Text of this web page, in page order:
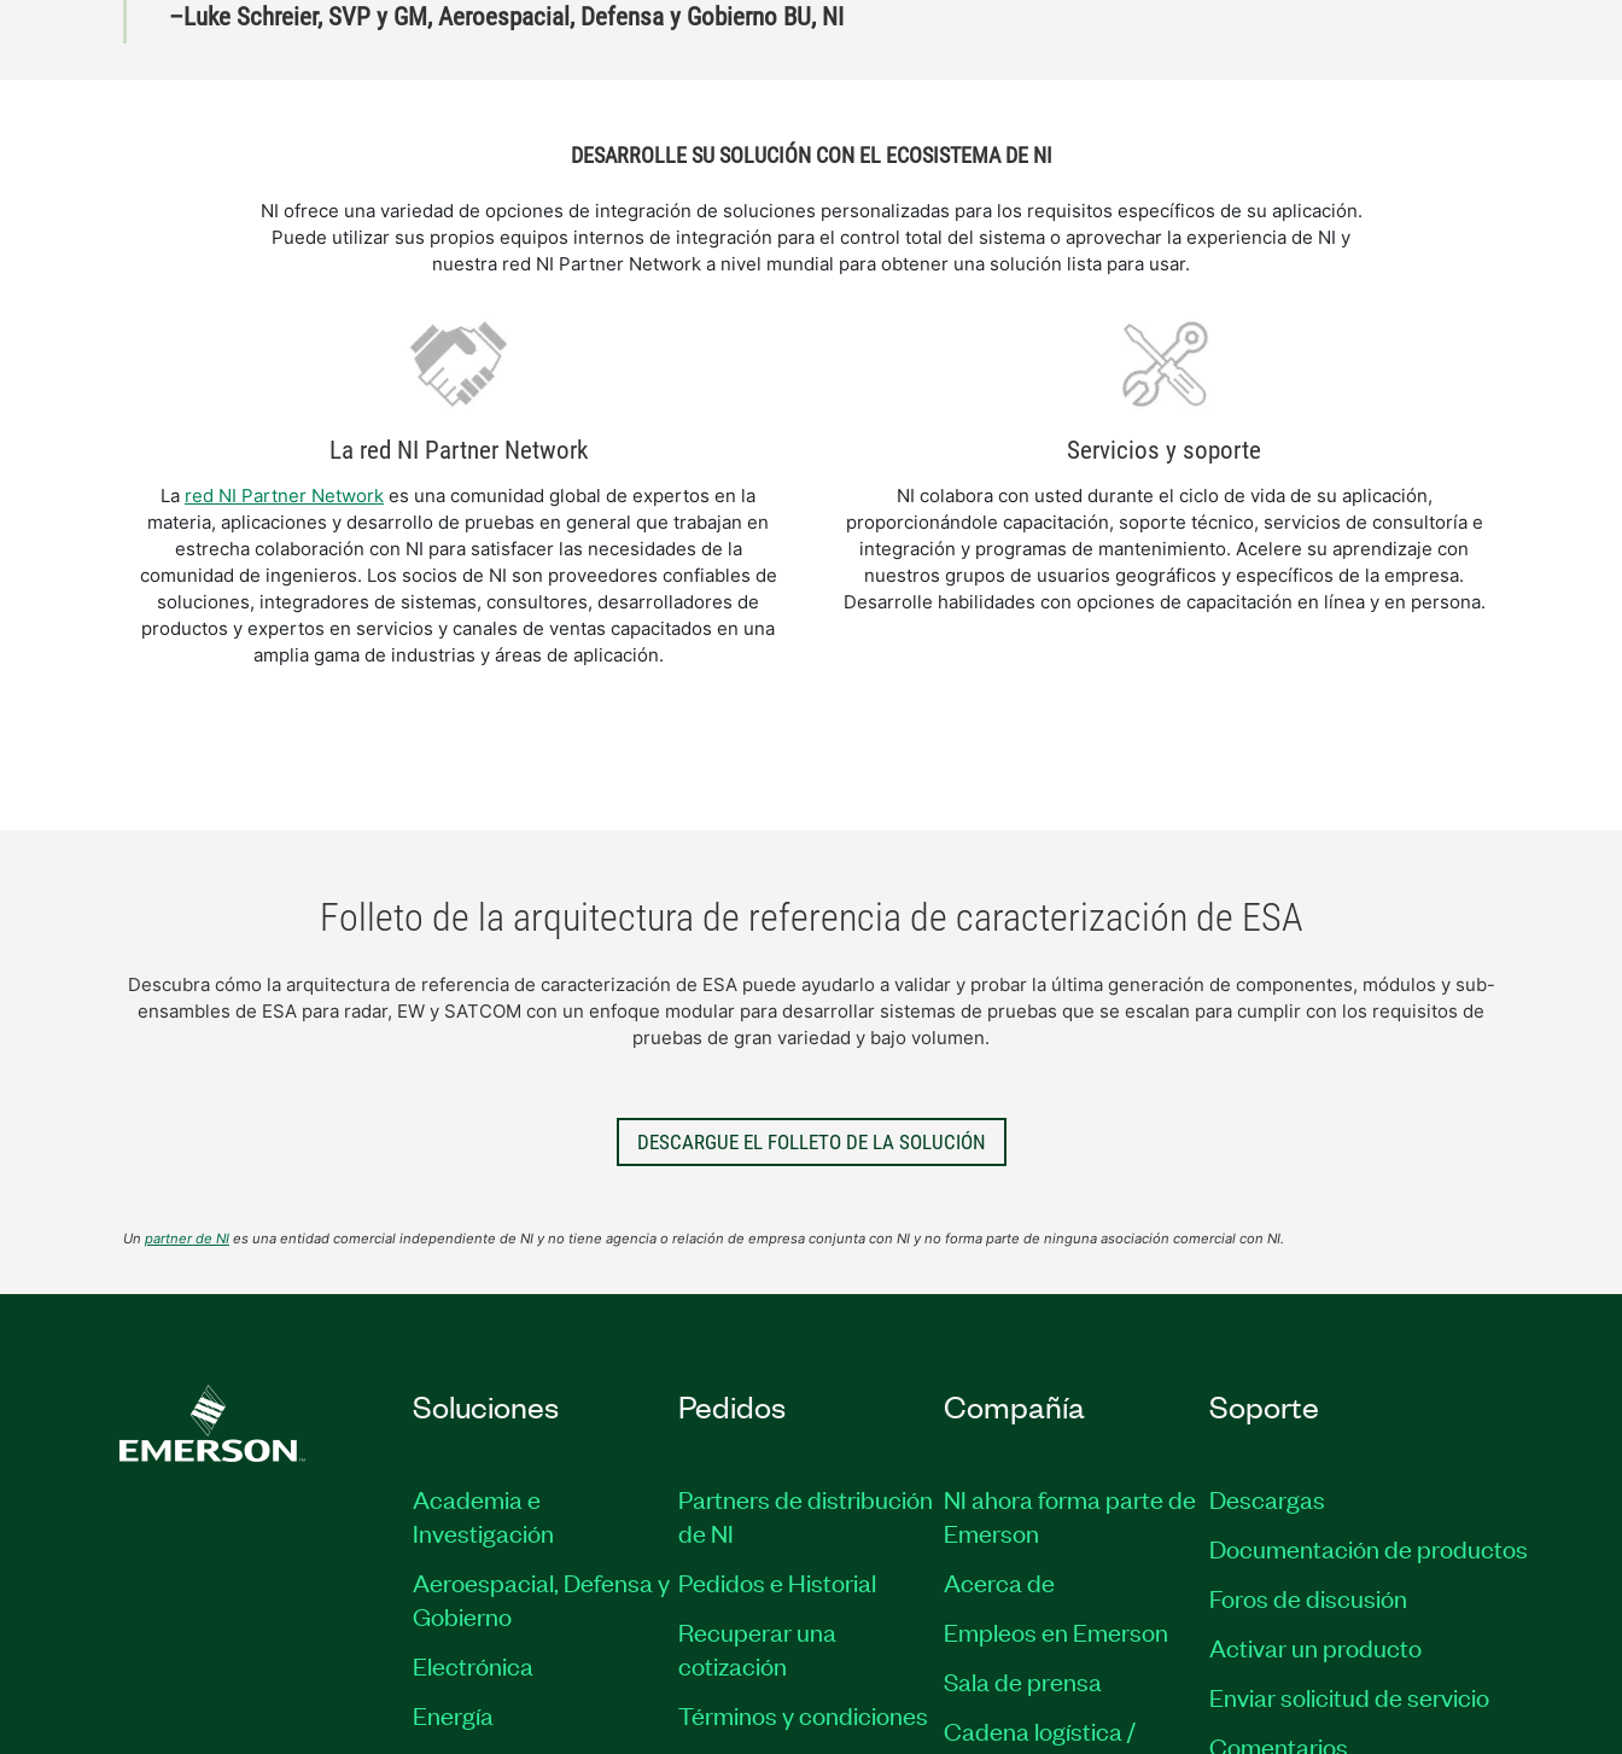
–Luke Schreier, SVP y GM, Aeroespacial, Defensa y Gobierno BU, NI
DESARROLLE SU SOLUCIÓN CON EL ECOSISTEMA DE NI
NI ofrece una variedad de opciones de integración de soluciones personalizadas para los requisitos específicos de su aplicación.
Puede utilizar sus propios equipos internos de integración para el control total del sistema o aprovechar la experiencia de NI y
nuestra red NI Partner Network a nivel mundial para obtener una solución lista para usar.
La red NI Partner Network
La red NI Partner Network es una comunidad global de expertos en la
materia, aplicaciones y desarrollo de pruebas en general que trabajan en
estrecha colaboración con NI para satisfacer las necesidades de la
comunidad de ingenieros. Los socios de NI son proveedores confiables de
soluciones, integradores de sistemas, consultores, desarrolladores de
productos y expertos en servicios y canales de ventas capacitados en una
amplia gama de industrias y áreas de aplicación.
Servicios y soporte
NI colabora con usted durante el ciclo de vida de su aplicación,
proporcionándole capacitación, soporte técnico, servicios de consultoría e
integración y programas de mantenimiento. Acelere su aprendizaje con
nuestros grupos de usuarios geográficos y específicos de la empresa.
Desarrolle habilidades con opciones de capacitación en línea y en persona.
Folleto de la arquitectura de referencia de caracterización de ESA
Descubra cómo la arquitectura de referencia de caracterización de ESA puede ayudarlo a validar y probar la última generación de componentes, módulos y sub-
ensambles de ESA para radar, EW y SATCOM con un enfoque modular para desarrollar sistemas de pruebas que se escalan para cumplir con los requisitos de
pruebas de gran variedad y bajo volumen.
DESCARGUE EL FOLLETO DE LA SOLUCIÓN
Un partner de NI es una entidad comercial independiente de NI y no tiene agencia o relación de empresa conjunta con NI y no forma parte de ninguna asociación comercial con NI.
Soluciones
Academia e
Investigación
Aeroespacial, Defensa y
Gobierno
Electrónica
Energía
Pedidos
Partners de distribución
de NI
Pedidos e Historial
Recuperar una
cotización
Términos y condiciones
Compañía
NI ahora forma parte de
Emerson
Acerca de
Empleos en Emerson
Sala de prensa
Cadena logística /
Soporte
Descargas
Documentación de productos
Foros de discusión
Activar un producto
Enviar solicitud de servicio
Comentarios